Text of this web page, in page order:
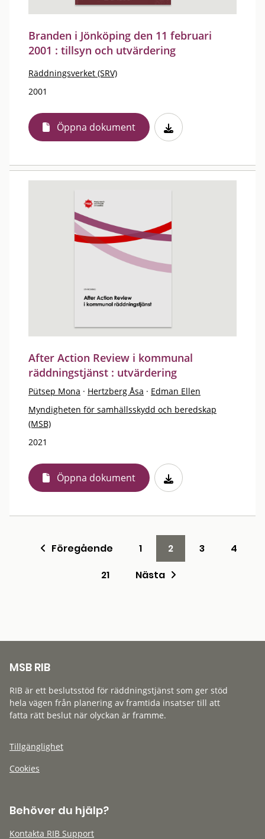
Branden i Jönköping den 11 februari
2001 : tillsyn och utvärdering
Räddningsverket (SRV)
2001
Öppna dokument
After Action Review i kommunal
räddningstjänst : utvärdering
Pütsep Mona · Hertzberg Åsa · Edman Ellen
Myndigheten för samhällsskydd och beredskap
(MSB)
2021
Öppna dokument
Föregående 1 2 3
4
21
Nästa
MSB RIB
RIB är ett beslutsstöd för räddningstjänst som ger stöd
hela vägen från planering av framtida insatser till att
fatta rätt beslut när olyckan är framme.
Tillgänglighet
Cookies
Behöver du hjälp?
Kontakta RIB Support